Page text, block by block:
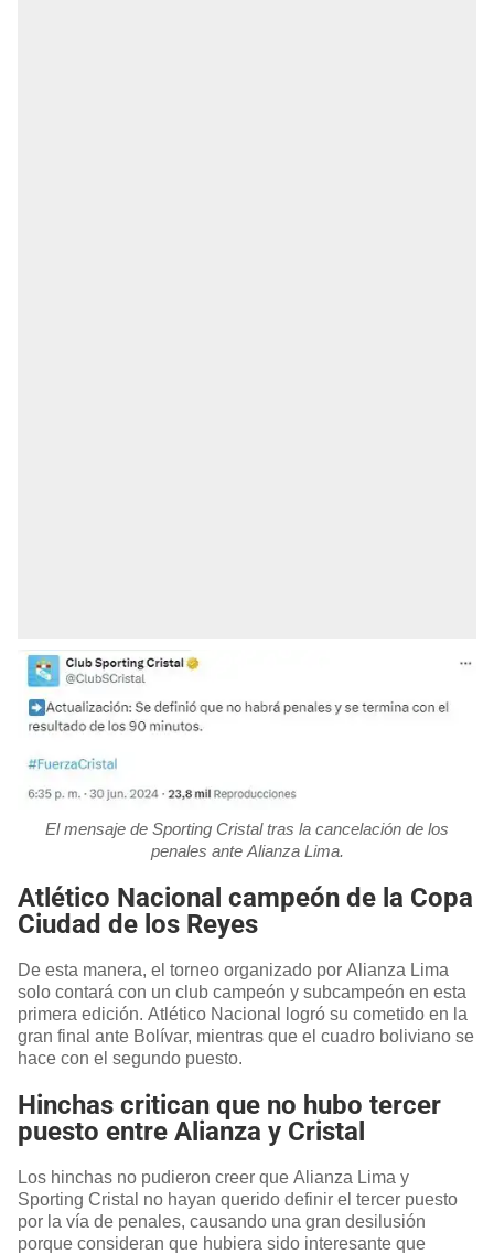
El mensaje de Sporting Cristal tras la cancelación de los
penales ante Alianza Lima.
Atlético Nacional campeón de la Copa
Ciudad de los Reyes
De esta manera, el torneo organizado por Alianza Lima
solo contará con un club campeón y subcampeón en esta
primera edición. Atlético Nacional logró su cometido en la
gran final ante Bolívar, mientras que el cuadro boliviano se
hace con el segundo puesto.
Hinchas critican que no hubo tercer
puesto entre Alianza y Cristal
Los hinchas no pudieron creer que Alianza Lima y
Sporting Cristal no hayan querido definir el tercer puesto
por la vía de penales, causando una gran desilusión
porque consideran que hubiera sido interesante que